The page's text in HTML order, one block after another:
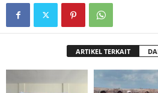
ARTIKEL TERKAIT